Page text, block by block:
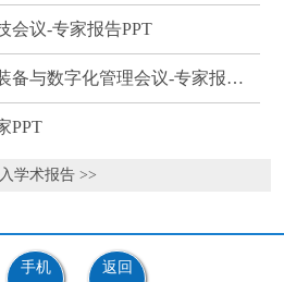
会议-专家报告PPT
第二届生猪产业智能化装备与数字化管理会议-专家报告PPT
PPT
学术报告 >>
手机 返回